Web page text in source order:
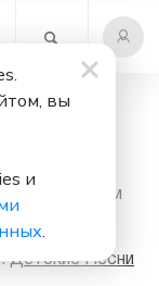
03
В Синем
Детские Песни
вы
и
.